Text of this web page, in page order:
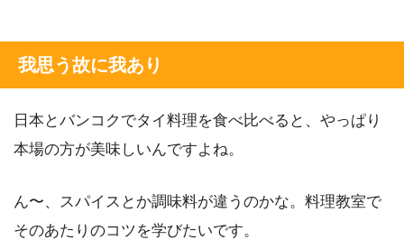
我思う故に我あり
日本とバンコクでタイ料理を食べ比べると、やっぱり
本場の方が美味しいんですよね。
ん〜、スパイスとか調味料が違うのかな。料理教室で
そのあたりのコツを学びたいです。